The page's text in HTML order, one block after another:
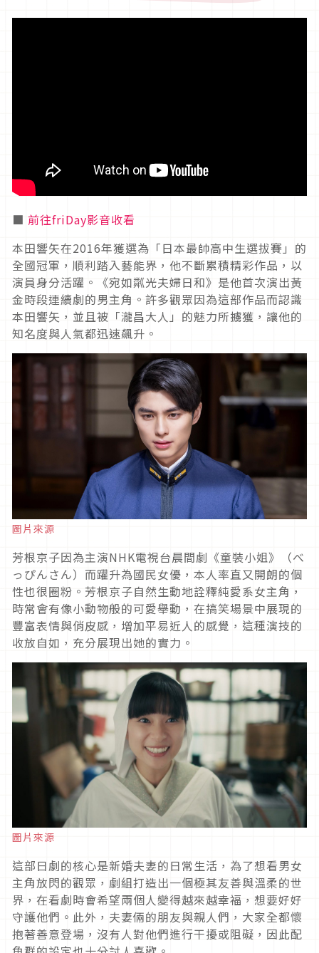
■ 前往friDay影音收看
本田響矢在2016年獲選為「日本最帥高中生選拔賽」的
全國冠軍，順利踏入藝能界，他不斷累積精彩作品，以
演員身分活躍。《宛如粼光夫婦日和》是他首次演出黃
金時段連續劇的男主角。許多觀眾因為這部作品而認識
本田響矢，並且被「瀧昌大人」的魅力所擄獲，讓他的
知名度與人氣都迅速飆升。
圖片來源
芳根京子因為主演NHK電視台晨間劇《童裝小姐》（べ
っぴんさん）而躍升為國民女優，本人率直又開朗的個
性也很圈粉。芳根京子自然生動地詮釋純愛系女主角，
時常會有像小動物般的可愛舉動，在搞笑場景中展現的
豐富表情與俏皮感，增加平易近人的感覺，這種演技的
收放自如，充分展現出她的實力。
圖片來源
這部日劇的核心是新婚夫妻的日常生活，為了想看男女
主角放閃的觀眾，劇組打造出一個極其友善與溫柔的世
界，在看劇時會希望兩個人變得越來越幸福，想要好好
守護他們。此外，夫妻倆的朋友與親人們，大家全都懷
抱著善意登場，沒有人對他們進行干擾或阻礙，因此配